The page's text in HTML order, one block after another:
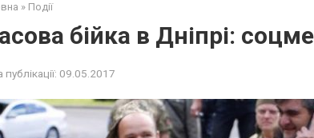
» Події
бійка в Дніпрі:
09.05.2017